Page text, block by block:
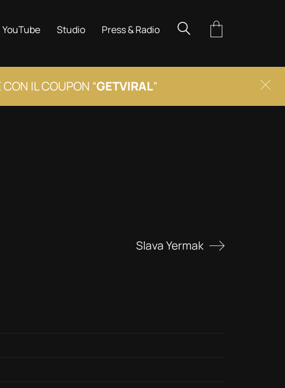
YouTube Studio Press & Radio
IL COUPON “GETVIRAL”
Slava Yermak